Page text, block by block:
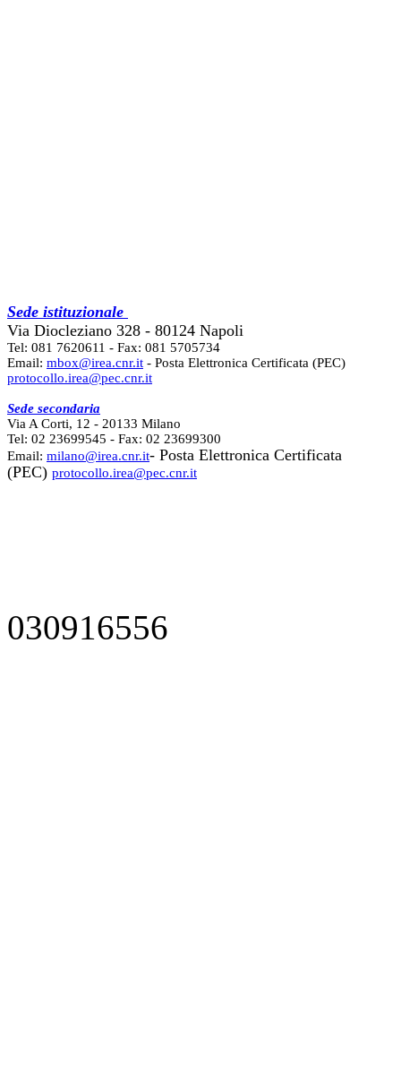
Sede istituzionale
Via Diocleziano 328 - 80124 Napoli
Tel: 081 7620611 - Fax: 081 5705734
Email: mbox@irea.cnr.it - Posta Elettronica Certificata (PEC)
protocollo.irea@pec.cnr.it
Sede secondaria
Via A Corti, 12 - 20133 Milano
Tel: 02 23699545 - Fax: 02 23699300
Email: milano@irea.cnr.it- Posta Elettronica Certificata
(PEC) protocollo.irea@pec.cnr.it
030916556